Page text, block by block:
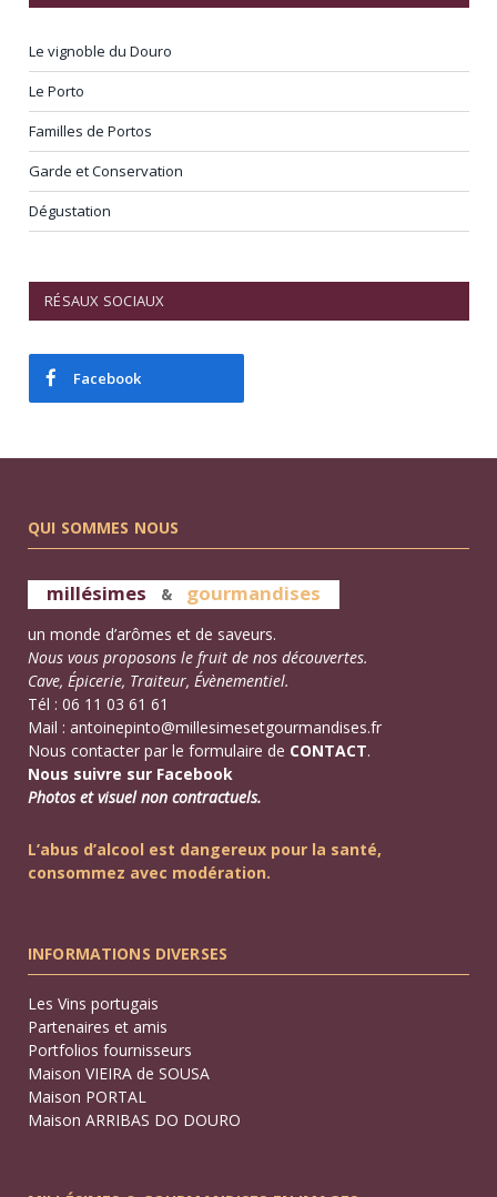
Le vignoble du Douro
Le Porto
Familles de Portos
Garde et Conservation
Dégustation
RÉSAUX SOCIAUX
Facebook
QUI SOMMES NOUS
millésimes & gourmandises
un monde d’arômes et de saveurs.
Nous vous proposons le fruit de nos découvertes.
Cave, Épicerie, Traiteur, Évènementiel.
Tél : 06 11 03 61 61
Mail : antoinepinto@millesimesetgourmandises.fr
Nous contacter par le formulaire de CONTACT.
Nous suivre sur Facebook
Photos et visuel non contractuels.
L’abus d’alcool est dangereux pour la santé,
consommez avec modération.
INFORMATIONS DIVERSES
Les Vins portugais
Partenaires et amis
Portfolios fournisseurs
Maison VIEIRA de SOUSA
Maison PORTAL
Maison ARRIBAS DO DOURO